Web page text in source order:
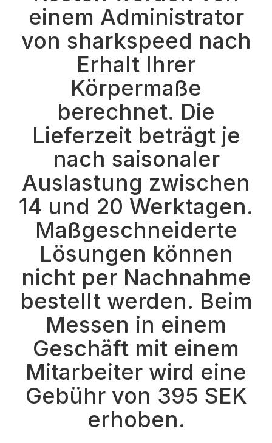
einem Administrator
von sharkspeed nach
Erhalt Ihrer
Körpermaße
berechnet. Die
Lieferzeit beträgt je
nach saisonaler
Auslastung zwischen
14 und 20 Werktagen.
Maßgeschneiderte
Lösungen können
nicht per Nachnahme
bestellt werden. Beim
Messen in einem
Geschäft mit einem
Mitarbeiter wird eine
Gebühr von 395 SEK
erhoben.